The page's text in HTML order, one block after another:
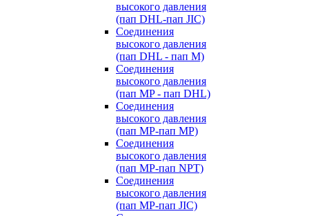
высокого давления
(пап DHL-пап JIC)
Cоединения
высокого давления
(пап DHL - пап M)
Cоединения
высокого давления
(пап MP - пап DHL)
Соединения
высокого давления
(пап MP-пап MP)
Соединения
высокого давления
(пап MP-пап NPT)
Соединения
высокого давления
(пап MP-пап JIC)